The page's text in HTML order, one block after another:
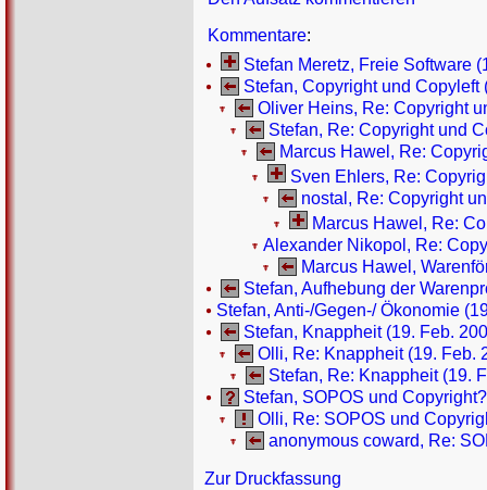
Kommentare:
Stefan Meretz, Freie Software
Stefan, Copyright und Copyleft
Oliver Heins, Re: Copyright
Stefan, Re: Copyright und
Marcus Hawel, Re:
Sven Ehlers, Re:
nostal, Re: Copyright
Marcus Hawel, Re:
Alexander Nikopol, Re:
Marcus Hawel,
Stefan, Aufhebung der
Stefan, Anti-/Gegen-/ Ökonomie
Stefan, Knappheit (19. Feb.
Olli, Re: Knappheit (19. Feb.
Stefan, Re: Knappheit (19.
Stefan, SOPOS und
Olli, Re: SOPOS und
anonymous coward, Re:
Zur Druckfassung